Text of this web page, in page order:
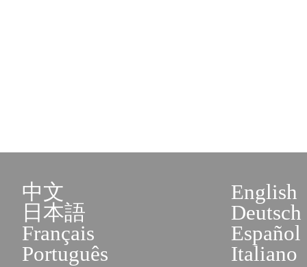
中文
English
日本語
Deutsch
Français
Español
Português
Italiano